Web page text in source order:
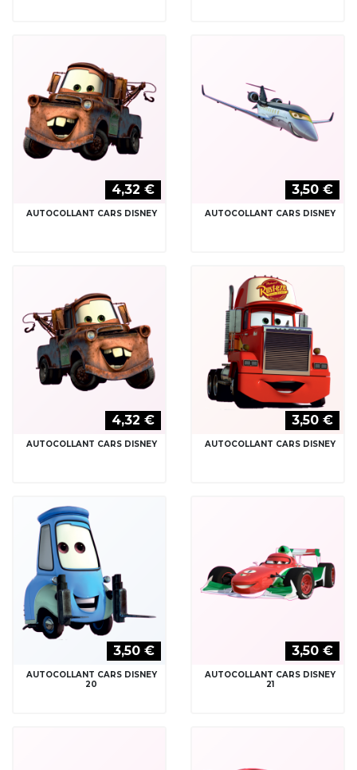
4,32 €
AUTOCOLLANT CARS DISNEY
3,50 €
AUTOCOLLANT CARS DISNEY
4,32 €
AUTOCOLLANT CARS DISNEY
3,50 €
AUTOCOLLANT CARS DISNEY
3,50 €
AUTOCOLLANT CARS DISNEY
20
3,50 €
AUTOCOLLANT CARS DISNEY
21